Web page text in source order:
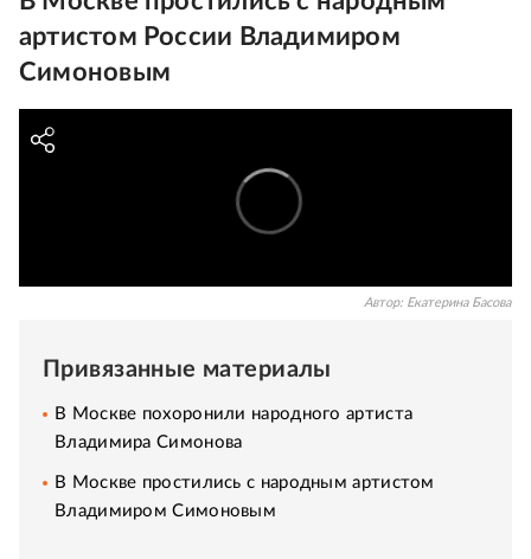
артистом России Владимиром
Симоновым
Автор: Екатерина Басова
Привязанные материалы
В Москве похоронили народного артиста
Владимира Симонова
В Москве простились с народным артистом
Владимиром Симоновым